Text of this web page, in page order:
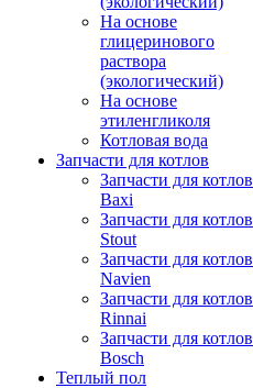
На основе
глицеринового
раствора
(экологический)
На основе
этиленгликоля
Котловая вода
Запчасти для котлов
Запчасти для котлов
Baxi
Запчасти для котлов
Stout
Запчасти для котлов
Navien
Запчасти для котлов
Rinnai
Запчасти для котлов
Bosch
Теплый пол